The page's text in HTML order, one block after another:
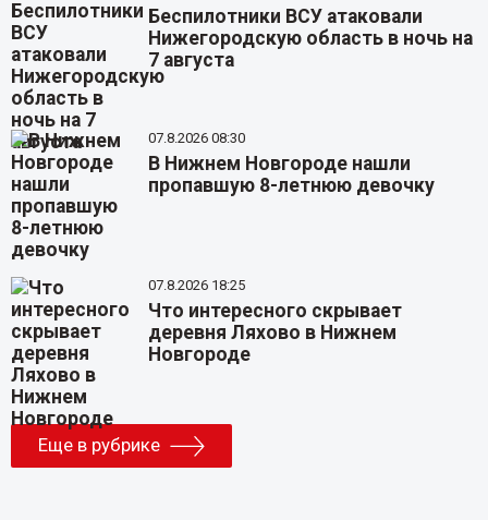
Беспилотники ВСУ атаковали
Нижегородскую область в ночь на
7 августа
07.8.2026 08:30
В Нижнем Новгороде нашли
пропавшую 8-летнюю девочку
07.8.2026 18:25
Что интересного скрывает
деревня Ляхово в Нижнем
Новгороде
Еще в рубрике